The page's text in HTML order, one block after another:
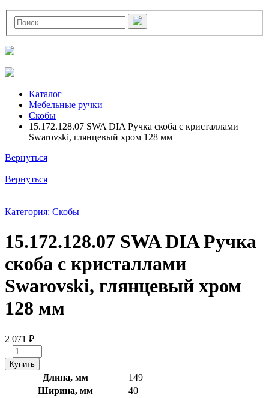
Каталог
Мебельные ручки
Скобы
15.172.128.07 SWA DIA Ручка скоба с кристаллами
Swarovski, глянцевый хром 128 мм
Вернуться
Вернуться
Категория: Скобы
15.172.128.07 SWA DIA Ручка
скоба с кристаллами
Swarovski, глянцевый хром
128 мм
2 071 ₽
−
+
Длина, мм
149
Ширина, мм
40